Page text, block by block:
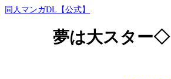
同人マンガDL【公式】
夢は大スター◇